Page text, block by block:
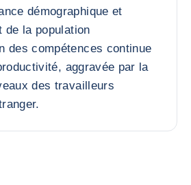
démographique et
de la population
des compétences continue
aggravée par la
des travailleurs